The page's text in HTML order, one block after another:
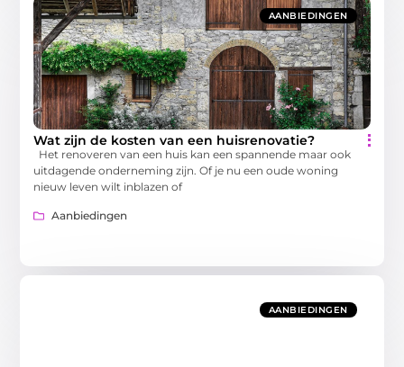
AANBIEDINGEN
Wat zijn de kosten van een huisrenovatie?
Het renoveren van een huis kan een spannende maar ook
uitdagende onderneming zijn. Of je nu een oude woning
nieuw leven wilt inblazen of
Aanbiedingen
AANBIEDINGEN